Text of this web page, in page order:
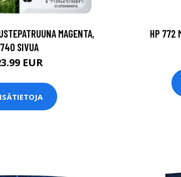
MAGENTA,
740 SIVUA
EUR
HP 772